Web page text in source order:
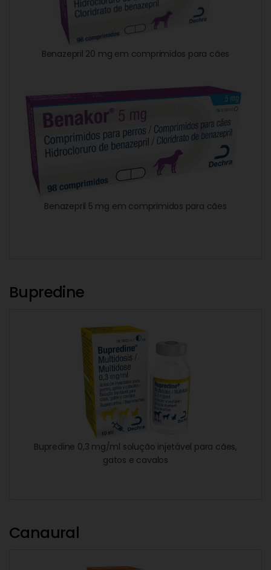
Benazepril 20 mg em comprimidos para cães
Benazepril 5 mg em comprimidos para cães
Bupredine
Bupredine 0,3 mg/ml solução injetável para cães,
gatos e cavalos
Canaural